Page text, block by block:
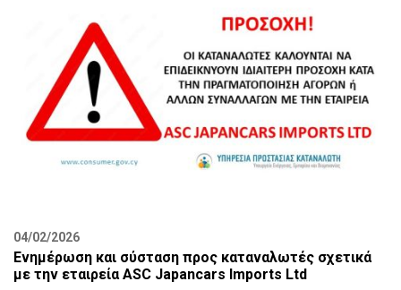
04/02/2026
Ενημέρωση και σύσταση προς καταναλωτές σχετικά
με την εταιρεία ASC Japancars Imports Ltd